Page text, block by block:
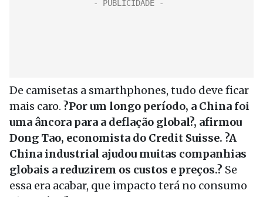
De camisetas a smarthphones, tudo deve ficar
mais caro. ?Por um longo período, a China foi
uma âncora para a deflação global?, afirmou
Dong Tao, economista do Credit Suisse. ?A
China industrial ajudou muitas companhias
globais a reduzirem os custos e preços.? Se
essa era acabar, que impacto terá no consumo